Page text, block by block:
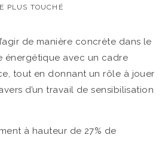
PLUS TOUCHÉ
de manière concrète dans le
énergétique avec un cadre
tout en donnant un rôle à jouer
d’un travail de sensibilisation
à hauteur de 27% de